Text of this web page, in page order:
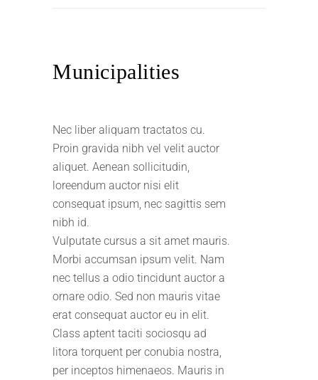
Municipalities
Nec liber aliquam tractatos cu.
Proin gravida nibh vel velit auctor
aliquet. Aenean sollicitudin,
loreendum auctor nisi elit
consequat ipsum, nec sagittis sem
nibh id.
Vulputate cursus a sit amet mauris.
Morbi accumsan ipsum velit. Nam
nec tellus a odio tincidunt auctor a
ornare odio. Sed non mauris vitae
erat consequat auctor eu in elit.
Class aptent taciti sociosqu ad
litora torquent per conubia nostra,
per inceptos himenaeos. Mauris in